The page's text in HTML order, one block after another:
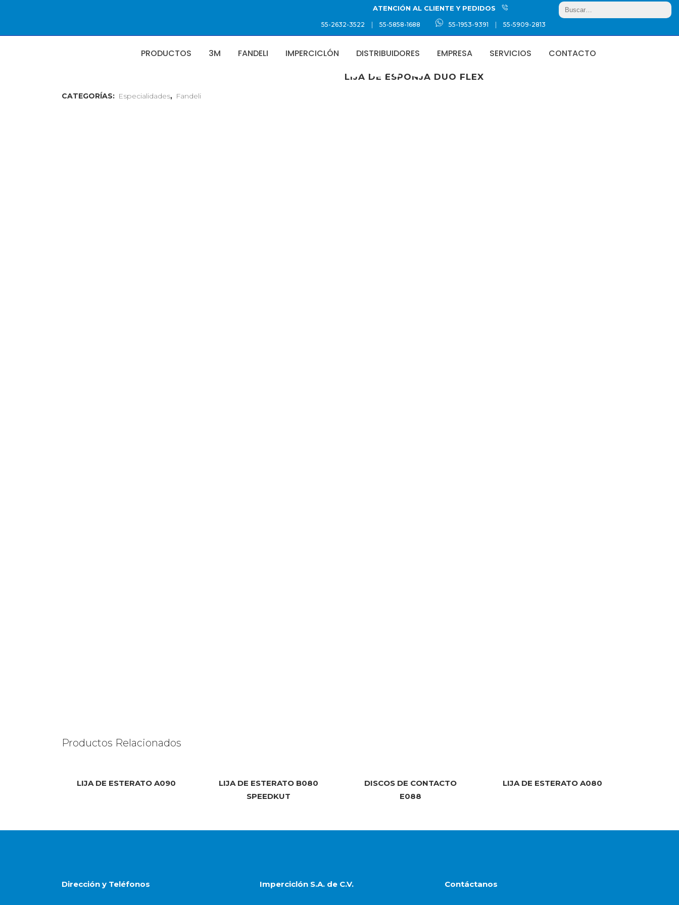
ATENCIÓN AL CLIENTE Y PEDIDOS
55-2632-3522 | 55-5858-1688 55-1953-9391 | 55-5909-2813
PRODUCTOS 3M FANDELI IMPERCICLÓN DISTRIBUIDORES EMPRESA SERVICIOS CONTACTO
PRODUCTO
LIJA DE ESPONJA DUO FLEX
CATEGORÍAS: Especialidades, Fandeli
Productos Relacionados
LIJA DE ESTERATO A090
LIJA DE ESTERATO B080
SPEEDKUT
DISCOS DE CONTACTO
E088
LIJA DE ESTERATO A080
Dirección y Teléfonos Imperciclón S.A. de C.V. Contáctanos